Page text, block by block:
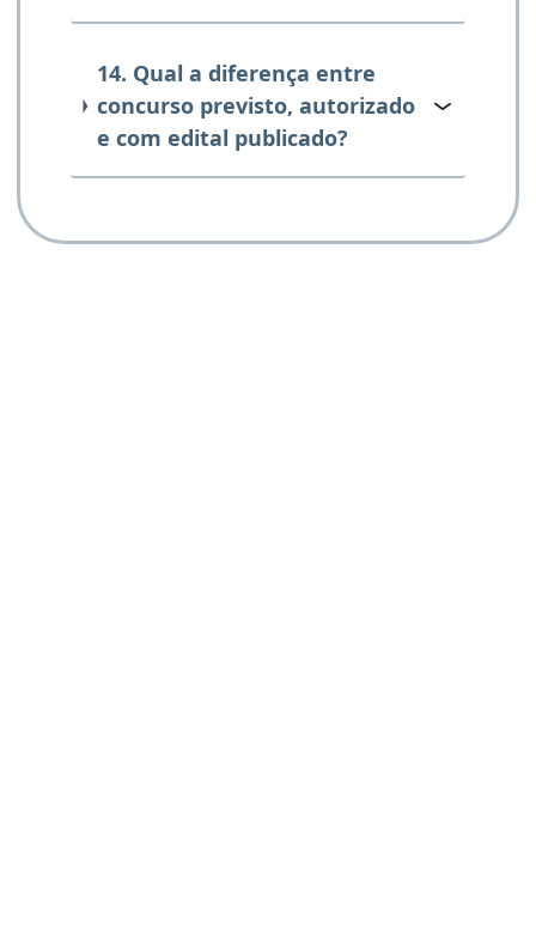
14. Qual a diferença entre
concurso previsto, autorizado
e com edital publicado?